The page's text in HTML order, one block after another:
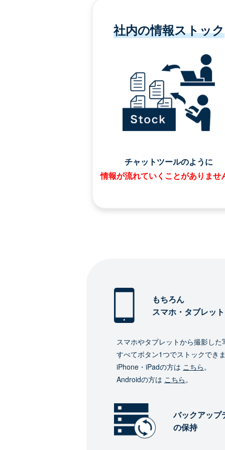
社内の情報ストック
チャットツールのように
情報が流れていくことがありませ
もちろん
スマホ・タブレッ
スマホやタブレットから撮影した
すべてボタン1つでストックでき
iPhone・iPadの方は こちら。
Androidの方は こちら。
バックアップ
の保持